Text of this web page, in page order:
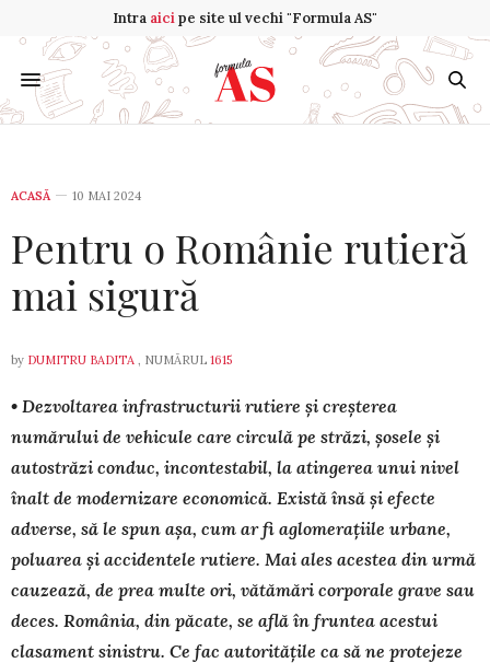
Intra aicipe site ul vechi "Formula AS"
ACASĂ 10 MAI 2024
Pentru o Românie rutieră
mai sigură
by DUMITRU BADITA , NUMĂRUL 1615
• Dezvoltarea infrastructurii rutiere și creșterea
numărului de vehicule care circulă pe străzi, șosele și
autostrăzi conduc, incontestabil, la atingerea unui nivel
înalt de modernizare economică. Există însă și efecte
adverse, să le spun așa, cum ar fi aglomerațiile urbane,
poluarea și accidentele rutiere. Mai ales acestea din urmă
cauzează, de prea multe ori, vătămări corporale grave sau
deces. România, din păcate, se află în fruntea acestui
clasament sinistru. Ce fac autoritățile ca să ne protejeze